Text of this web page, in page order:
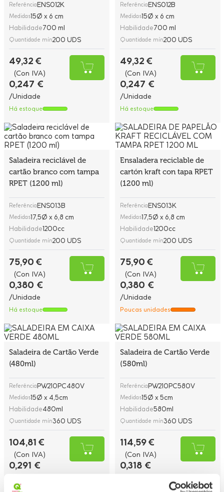
ReferênciaENS012K
Medidas15Ø x 6 cm
Habilidade700 ml
Quantidade mín200 UDS
49,32 €
(Con IVA)
0,247 €
/Unidade
Há estoque
ReferênciaENS012B
Medidas15Ø x 6 cm
Habilidade700 ml
Quantidade mín200 UDS
49,32 €
(Con IVA)
0,247 €
/Unidade
Há estoque
Saladeira reciclável de
cartão branco com tampa
RPET (1200 ml)
ReferênciaENS013B
Medidas17,5Ø x 6,8 cm
Habilidade1200cc
Quantidade mín200 UDS
75,90 €
(Con IVA)
0,380 €
/Unidade
Há estoque
Ensaladera reciclable de
cartón kraft con tapa RPET
(1200 ml)
ReferênciaENS013K
Medidas17,5Ø x 6,8 cm
Habilidade1200cc
Quantidade mín200 UDS
75,90 €
(Con IVA)
0,380 €
/Unidade
Poucas unidades
Saladeira de Cartão Verde
(480ml)
ReferênciaPW210PC480V
Medidas15Ø x 4,5cm
Habilidade480ml
Quantidade mín360 UDS
104,81 €
(Con IVA)
0,291 €
Há estoque
Saladeira de Cartão Verde
(580ml)
ReferênciaPW210PC580V
Medidas15Ø x 5cm
Habilidade580ml
Quantidade mín360 UDS
114,59 €
(Con IVA)
0,318 €